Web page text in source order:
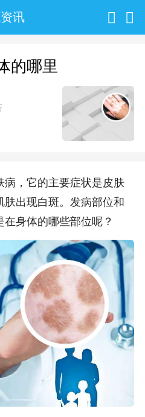
讯
的哪里
病，它的主要症状是皮肤
出现白斑。发病部位和
身体的哪些部位呢？